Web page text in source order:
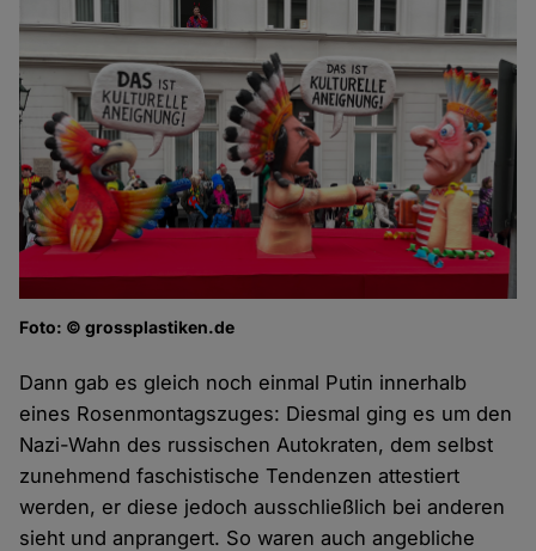
Foto: © grossplastiken.de
Dann gab es gleich noch einmal Putin innerhalb
eines Rosenmontagszuges: Diesmal ging es um den
Nazi-Wahn des russischen Autokraten, dem selbst
zunehmend faschistische Tendenzen attestiert
werden, er diese jedoch ausschließlich bei anderen
sieht und anprangert. So waren auch angebliche